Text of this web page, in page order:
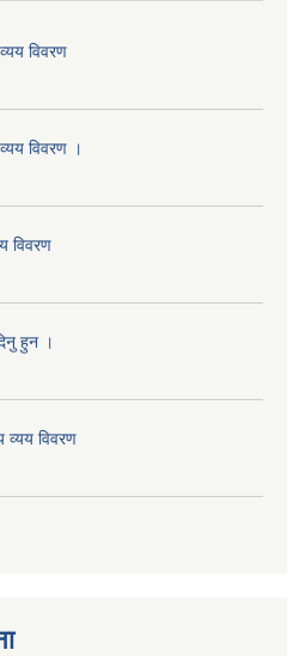
विवरण
विवरण ।
विवरण
हुन ।
विवरण